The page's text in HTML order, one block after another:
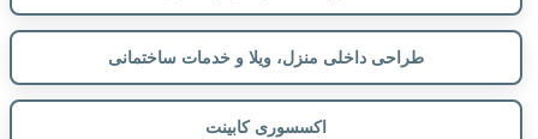
طراحی داخلی منزل، ویلا و خدمات ساختمانی
اکسسوری کابینت